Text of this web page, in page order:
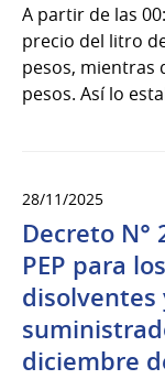
A partir de las
precio del litro
pesos, mientras
pesos. Así lo
28/11/2025
Decreto N°
PEP para
disolventes
diciembre